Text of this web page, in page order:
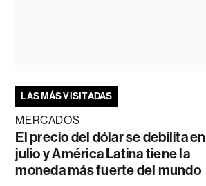
LAS MÁS VISITADAS
MERCADOS
El precio del dólar se debilita en
julio y América Latina tiene la
moneda más fuerte del mundo